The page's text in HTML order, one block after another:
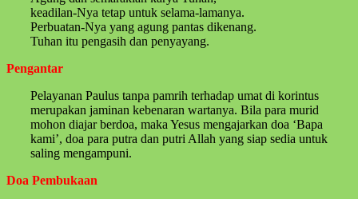
keadilan-Nya tetap untuk selama-lamanya.
Perbuatan-Nya yang agung pantas dikenang.
Tuhan itu pengasih dan penyayang.
Pengantar
Pelayanan Paulus tanpa pamrih terhadap umat di korintus
merupakan jaminan kebenaran wartanya. Bila para murid
mohon diajar berdoa, maka Yesus mengajarkan doa ‘Bapa
kami’, doa para putra dan putri Allah yang siap sedia untuk
saling mengampuni.
Doa Pembukaan